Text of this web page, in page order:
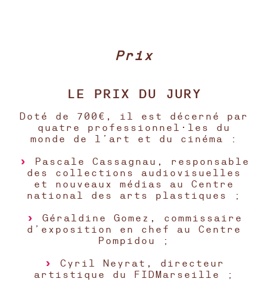
Prix
LE PRIX DU JURY
Doté de 700€, il est décerné par
quatre professionnel·les du
monde de l’art et du cinéma :
Pascale Cassagnau, responsable
des collections audiovisuelles
et nouveaux médias au Centre
national des arts plastiques ;
Géraldine Gomez, commissaire
d’exposition en chef au Centre
Pompidou ;
Cyril Neyrat, directeur
artistique du FIDMarseille ;